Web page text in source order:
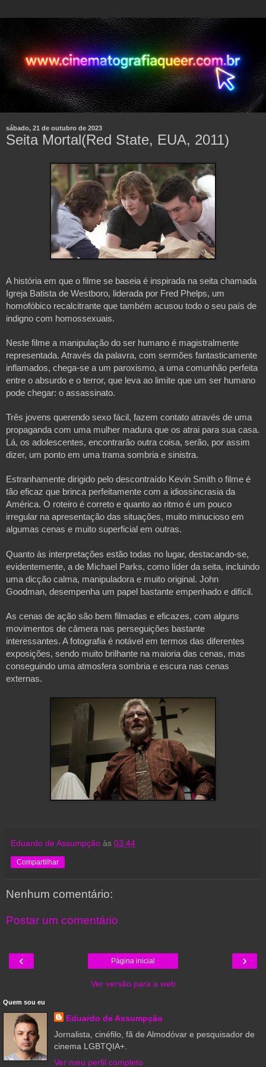
sábado, 21 de outubro de 2023
Seita Mortal(Red State, EUA, 2011)
A história em que o filme se baseia é inspirada na seita chamada
Igreja Batista de Westboro, liderada por Fred Phelps, um
homofóbico recalcitrante que também acusou todo o seu país de
indigno com homossexuais.
Neste filme a manipulação do ser humano é magistralmente
representada. Através da palavra, com sermões fantasticamente
inflamados, chega-se a um paroxismo, a uma comunhão perfeita
entre o absurdo e o terror, que leva ao limite que um ser humano
pode chegar: o assassinato.
Três jovens querendo sexo fácil, fazem contato através de uma
propaganda com uma mulher madura que os atrai para sua casa.
Lá, os adolescentes, encontrarão outra coisa, serão, por assim
dizer, um ponto em uma trama sombria e sinistra.
Estranhamente dirigido pelo descontraído Kevin Smith o filme é
tão eficaz que brinca perfeitamente com a idiossincrasia da
América. O roteiro é correto e quanto ao ritmo é um pouco
irregular na apresentação das situações, muito minucioso em
algumas cenas e muito superficial em outras.
Quanto às interpretações estão todas no lugar, destacando-se,
evidentemente, a de Michael Parks, como líder da seita, incluindo
uma dicção calma, manipuladora e muito original. John
Goodman, desempenha um papel bastante empenhado e difícil.
As cenas de ação são bem filmadas e eficazes, com alguns
movimentos de câmera nas perseguições bastante
interessantes. A fotografia é notável em termos das diferentes
exposições, sendo muito brilhante na maioria das cenas, mas
conseguindo uma atmosfera sombria e escura nas cenas
externas.
Eduardo de Assumpção às 03:44
Compartilhar
Nenhum comentário:
Postar um comentário
‹ ›
Página inicial
Ver versão para a web
Quem sou eu
Eduardo de Assumpção
Jornalista, cinéfilo, fã de Almodóvar e pesquisador de
cinema LGBTQIA+.
Ver meu perfil completo